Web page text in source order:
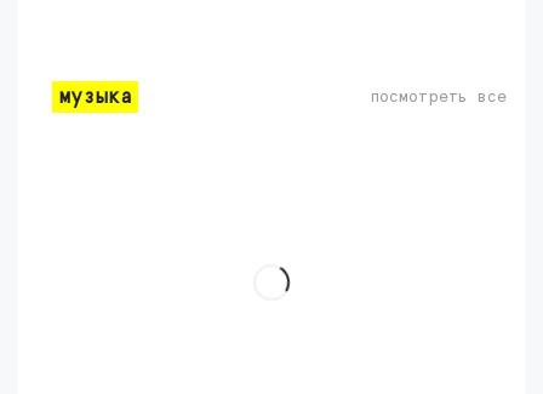
музыка посмотреть все